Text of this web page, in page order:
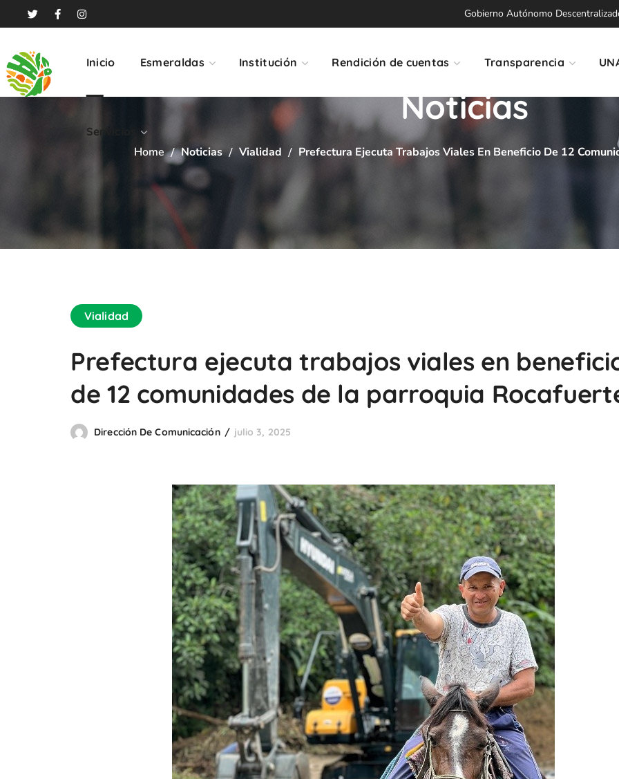
Gobierno Autónomo
Inicio Esmeraldas Institución Rendición de cuentas Transparencia
Servicios
Noticias
Home Noticias Vialidad Prefectura Ejecuta Trabajos Viales En Beneficio De 12
Vialidad
Prefectura ejecuta trabajos viales en
de 12 comunidades de la parroquia
Dirección De Comunicación julio 3, 2025